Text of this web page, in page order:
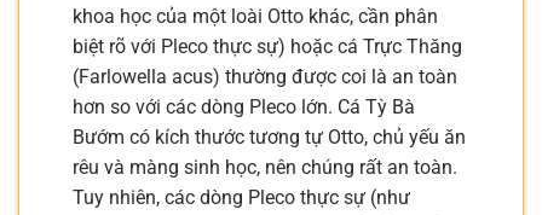
khoa học của một loài Otto khác, cần phân
biệt rõ với Pleco thực sự) hoặc cá Trực Thăng
(Farlowella acus) thường được coi là an toàn
hơn so với các dòng Pleco lớn. Cá Tỳ Bà
Bướm có kích thước tương tự Otto, chủ yếu ăn
rêu và màng sinh học, nên chúng rất an toàn.
Tuy nhiên, các dòng Pleco thực sự (như